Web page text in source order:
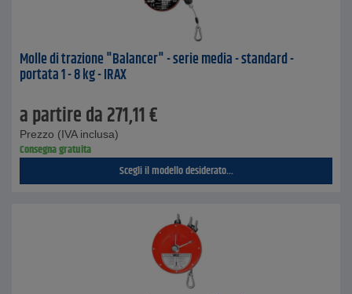
Molle di trazione "Balancer" - serie media - standard -
portata 1 - 8 kg - IRAX
a partire da271,11€
Prezzo (IVA inclusa)
Consegna gratuita
Scegli il modello desiderato...